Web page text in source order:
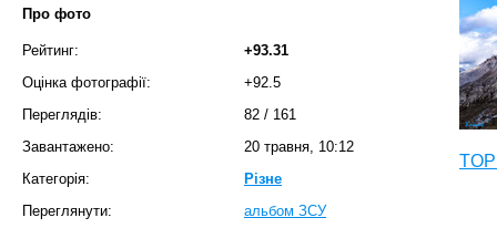
Про фото
Рейтинг:
+93.31
Оцінка фотографії:
+92.5
Переглядів:
82 / 161
Завантажено:
20 травня, 10:12
Категорія:
Різне
Переглянути:
альбом ЗСУ